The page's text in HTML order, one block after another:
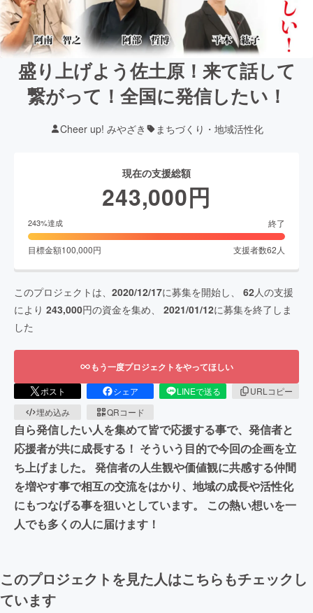
盛り上げよう佐土原！来て話して
繋がって！全国に発信したい！
Cheer up! みやざき まちづくり・地域活性化
現在の支援総額
243,000円
243%達成 終了
目標金額100,000円 支援者数62 人
このプロジェクトは、 2020/12/17に募集を開始し、 62人の支援
により 243,000円の資金を集め、 2021/01/12に募集を終了しま
した
もう一度プロジェクトをやってほしい
ポスト シェア LINEで送る
URLコピー
埋め込み
QRコード
自ら発信したい人を集めて皆で応援する事で、発信者と
応援者が共に成長する！ そういう目的で今回の企画を立
ち上げました。 発信者の人生観や価値観に共感する仲間
を増やす事で相互の交流をはかり、地域の成長や活性化
にもつなげる事を狙いとしています。 この熱い想いを一
人でも多くの人に届けます！
このプロジェクトを見た人はこちらもチェックし
ています